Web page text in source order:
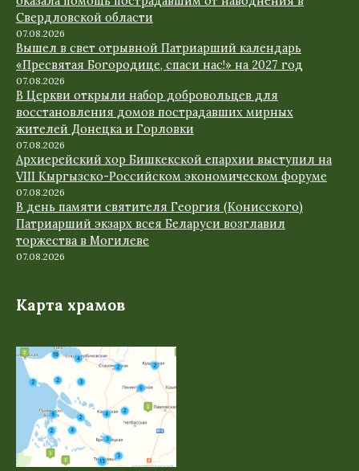
Свердловской области
07.08.2026
Вышел в свет отрывной Патриарший календарь
«Пресвятая Богородице, спаси нас!» на 2027 год
07.08.2026
В Церкви открыли набор добровольцев для
восстановления домов пострадавших мирных
жителей Донецка и Горловки
07.08.2026
Архиерейский хор Бишкекской епархии выступил на
VIII Кыргызско-Российском экономическом форуме
07.08.2026
В день памяти святителя Георгия (Конисского)
Патриарший экзарх всея Беларуси возглавил
торжества в Могилеве
07.08.2026
Карта храмов